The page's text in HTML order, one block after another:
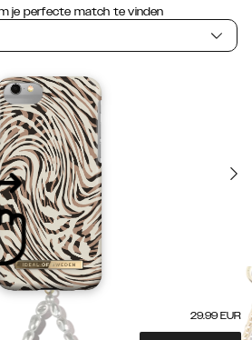
je perfecte match te vinden
29.99 EUR